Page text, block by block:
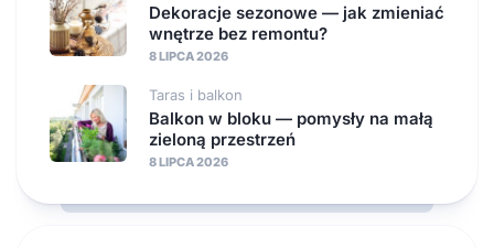
Dekoracje sezonowe — jak zmieniać
wnętrze bez remontu?
8 LIPCA 2026
Taras i balkon
Balkon w bloku — pomysły na małą
zieloną przestrzeń
8 LIPCA 2026